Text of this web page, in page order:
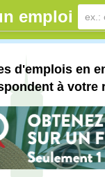
emploi
d'emplois en
à votre